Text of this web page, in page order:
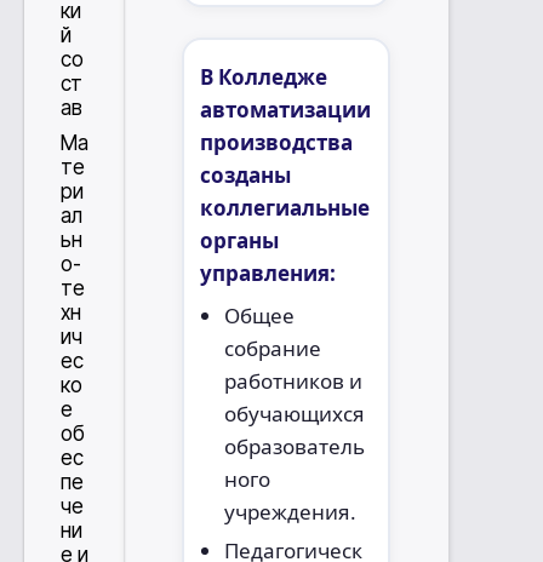
ки
й
со
ст
ав
Ма
те
ри
ал
ьн
о-
те
хн
ич
ес
ко
е
об
ес
пе
че
ни
е и
В Колледже
автоматизации
производства
созданы
коллегиальные
органы
управления:
Общее
собрание
работников и
обучающихся
образователь
ного
учреждения.
Педагогическ